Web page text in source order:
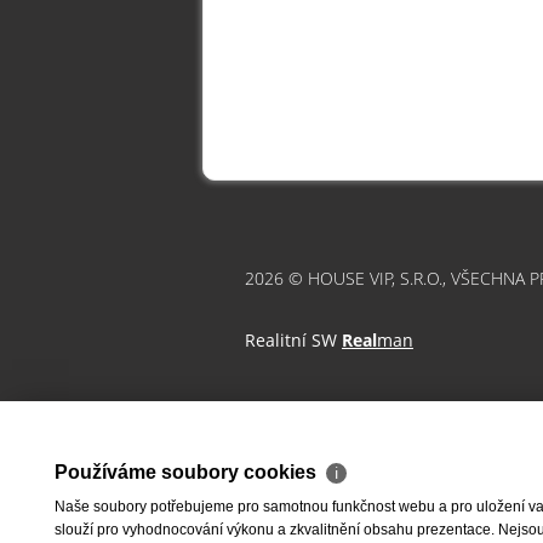
2026 © HOUSE VIP, S.R.O., VŠECHNA
Realitní SW Realman
Používáme soubory cookies ℹ
Naše soubory potřebujeme pro samotnou funkčnost webu a pro uložení
slouží pro vyhodnocování výkonu a zkvalitnění obsahu prezentace.